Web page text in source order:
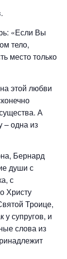
«Если Вы
тело,
место только
этой любви
А
– одна из
Бернард
души с
с
Христу
Троице,
у супругов, и
слова из